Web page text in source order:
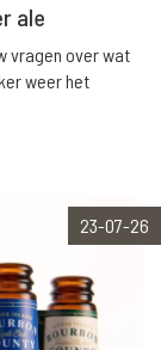
ale
vragen over wat
weer het
23-07-26